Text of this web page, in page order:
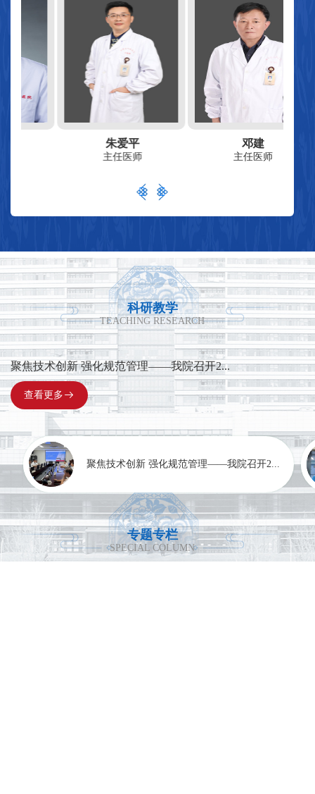
详细介绍：一、科室概况常州市金坛第一人民
医院骨一科病区，为常州市市级临床重点专
科。核定病床47张，现有医护人员27名，我科
在朱爱平主任带领下组成的高素质医疗队伍。
其中主任医师3名，副主任医师2名，副主任护
师1名，骨科专科护士2名，硕士1名。覆盖了三
级综合医院重点学科的技术项目。科室在上海
有上海知名骨科专家坐诊和手术，成立了专家
教授工作站，通过远程会诊中心，能通过全国
院、东南大学医学院等院校的教学工作，开展
省继续教育项目多次，完成科研立项多项。科
室先后获金坛区科技进步奖、常州市科技进步
奖、常州市优质护理服务先进病区、巾帼文明
岗、常州市青年文明号、院感先进科室等荣
誉。出版专著数本，近年来发表省级以上论文
30多篇，其中SCI论文7篇，国家级论文2篇。
二、诊疗范围及特色技术关节镜微创手术：利
用关节镜技术，通过微小切口进行关节内部检
查与治疗，创伤小、恢复快。人工关节置换
术：包括全膝关节置换、全髋关节置换等，采
用最新材料与设计，提高患者生活质量。个性
化康复计划：根据每位患者的具体情况，制定
包括物理治疗、职业治疗在内的综合康复方
主任医师 主任医师


麻）、椎管内麻醉、各类神经阻滞麻醉、单肺
通气、体温调控、控制性降压、机械通气、术
后镇痛、无痛胃肠镜、无痛人流、分娩镇痛、
呼气末二氧化碳监测、呼吸力学监测、血气监
测、凝血监测、有创血流动力学监测、BIS监
测、困难气道处理技术、血液保护技术、超声
技术等。学科设备齐全，现有双有创模块及呼
Avance CS2 pro麻醉工作站、呼吸机（含有创通
气、无创通气模式）、温毯机、冰毯机、除颤
声探头、BIS监测仪、纤维支气管镜、麻醉深度
监测仪、便携式电子支气管镜、肌松监测仪、
凝血和血小板功能分析仪Sonoclot-SCP1、输血
输液加温仪、喉罩、视频喉镜、血流动力学监
测系统等。麻醉科住院医师规范化培训率达
100%，继续医学教育覆盖率达100%。学科特别
注重心胸手术麻醉技术、小儿麻醉技术及超声
技术的学习和引进。学科骨干获得四川大学华
西医院“术中经食道超声心动图监测高级研修
班”结业证书。按照江苏省麻醉科管理要求规范
设置和管理麻醉恢复室，恢复室床位数和开放
手术间比例合理，人员结构合理。学科规范管
理各专科手术麻醉，对小儿患者、高龄患者、
危重疑难患者有较强的围术期处理能力。科室
科研教学
TEACHING RESEARCH
精准“港”湾 守护“生命线”——于兰婷
查看更多 
聚焦技术创新 强化规范管理——我院召开2...
查看更多 
凶险爆表！深夜颅内动脉瘤破裂，急诊“补血...
查看更多 
普及急救知识 守护生命安全——急救宣讲团...
查看更多 
规范镇痛提质控 学术赋能促提升——常州市...
查看更多 
精研岗前培训 赋能实习成长——我院开展2...
查看更多 
精准“港”湾 守护“生命线”——于兰婷
查看更多 
聚焦技术创新 强化规范管理——我院召开2...
查看更多 
聚焦技术创新 强化规范管理——我院召开2...
专题专栏
SPECIAL COLUMN